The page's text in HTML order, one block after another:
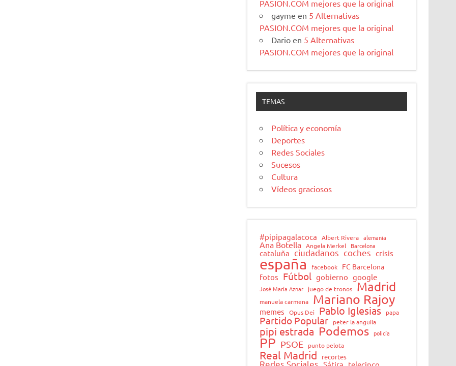
PASION.COM mejores que la original
gayme en 5 Alternativas
PASION.COM mejores que la original
Dario en 5 Alternativas
PASION.COM mejores que la original
TEMAS
Política y economía
Deportes
Redes Sociales
Sucesos
Cultura
Vídeos graciosos
#pipipagalacoca Albert Rivera alemania
Ana Botella Angela Merkel Barcelona
cataluña ciudadanos coches crisis
españa facebook FC Barcelona
fotos Fútbol gobierno google
José María Aznar juego de tronos Madrid
manuela carmena Mariano Rajoy
memes Opus Dei Pablo Iglesias papa
Partido Popular peter la anguila
pipi estrada Podemos policía
PP PSOE punto pelota
Real Madrid recortes